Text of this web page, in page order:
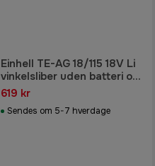
Einhell TE-AG 18/115 18V Li
vinkelsliber uden batteri og
lader Ø115 mm
619 kr
Sendes om 5-7 hverdage